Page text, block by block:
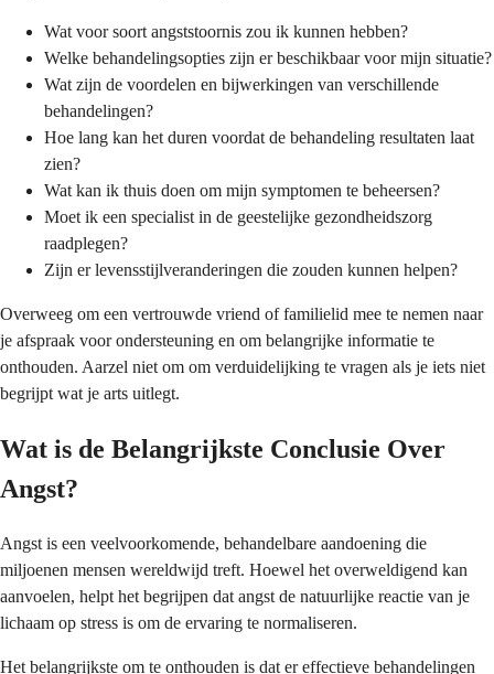
Wat voor soort angststoornis zou ik kunnen hebben?
Welke behandelingsopties zijn er beschikbaar voor mijn situatie?
Wat zijn de voordelen en bijwerkingen van verschillende
behandelingen?
Hoe lang kan het duren voordat de behandeling resultaten laat
zien?
Wat kan ik thuis doen om mijn symptomen te beheersen?
Moet ik een specialist in de geestelijke gezondheidszorg
raadplegen?
Zijn er levensstijlveranderingen die zouden kunnen helpen?
Overweeg om een vertrouwde vriend of familielid mee te nemen naar
je afspraak voor ondersteuning en om belangrijke informatie te
onthouden. Aarzel niet om om verduidelijking te vragen als je iets niet
begrijpt wat je arts uitlegt.
Wat is de Belangrijkste Conclusie Over
Angst?
Angst is een veelvoorkomende, behandelbare aandoening die
miljoenen mensen wereldwijd treft. Hoewel het overweldigend kan
aanvoelen, helpt het begrijpen dat angst de natuurlijke reactie van je
lichaam op stress is om de ervaring te normaliseren.
Het belangrijkste om te onthouden is dat er effectieve behandelingen